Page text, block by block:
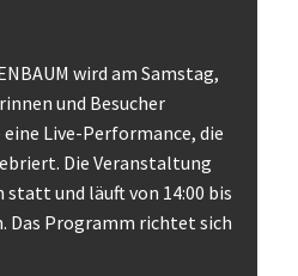
wird am Samstag,
und Besucher
Live-Performance, die
Die Veranstaltung
und läuft von 14:00 bis
Das Programm richtet sich